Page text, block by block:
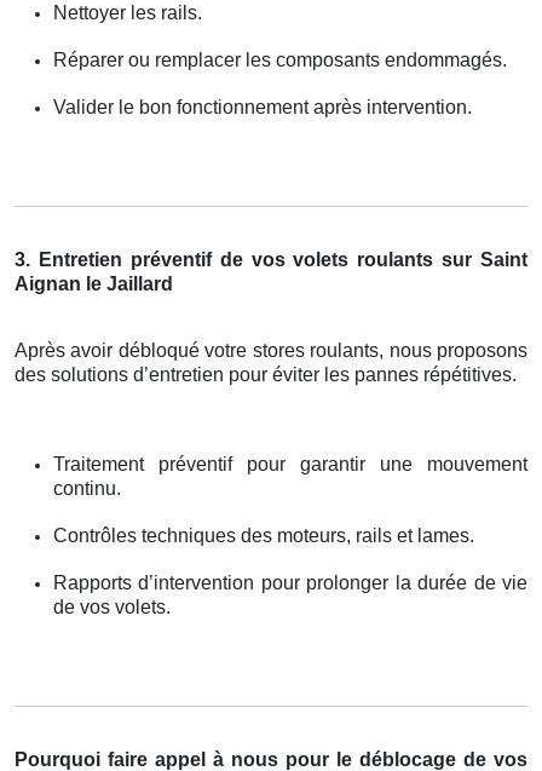
Nettoyer les rails.
Réparer ou remplacer les composants endommagés.
Valider le bon fonctionnement après intervention.
3. Entretien préventif de vos volets roulants sur Saint
Aignan le Jaillard
Après avoir débloqué votre stores roulants, nous proposons
des solutions d’entretien pour éviter les pannes répétitives.
Traitement préventif pour garantir une mouvement
continu.
Contrôles techniques des moteurs, rails et lames.
Rapports d’intervention pour prolonger la durée de vie
de vos volets.
Pourquoi faire appel à nous pour le déblocage de vos